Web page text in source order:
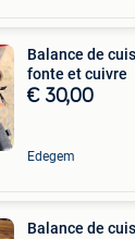
Balance de
fonte et cuivre
€ 30,00
Edegem
Balance de